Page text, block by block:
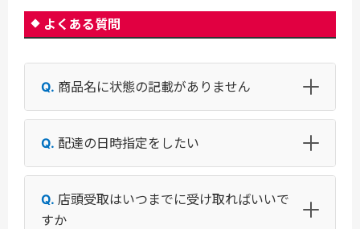
よくある質問
商品名に状態の記載がありません
配達の日時指定をしたい
店頭受取はいつまでに受け取ればいいで
すか